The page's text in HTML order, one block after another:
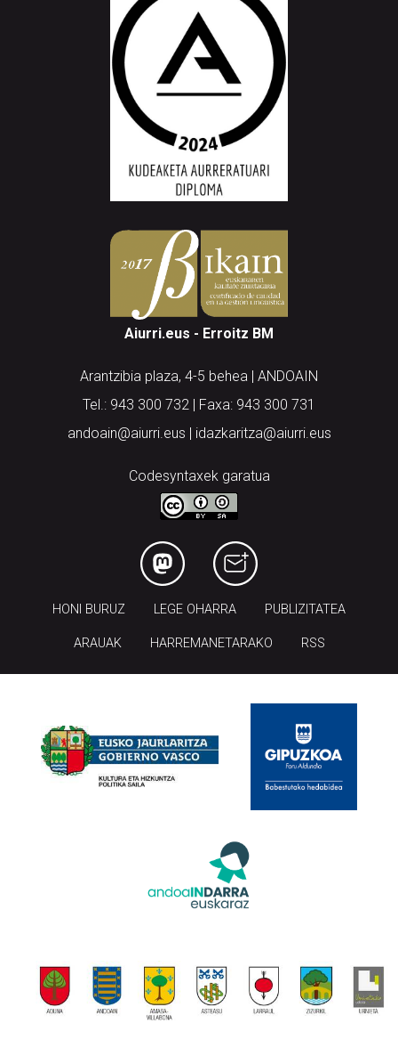
Aiurri.eus - Erroitz BM
Arantzibia plaza, 4-5 behea | ANDOAIN
Tel.: 943 300 732 | Faxa: 943 300 731
andoain@aiurri.eus | idazkaritza@aiurri.eus
Codesyntaxek garatua
HONI BURUZ LEGE OHARRA PUBLIZITATEA
ARAUAK HARREMANETARAKO RSS